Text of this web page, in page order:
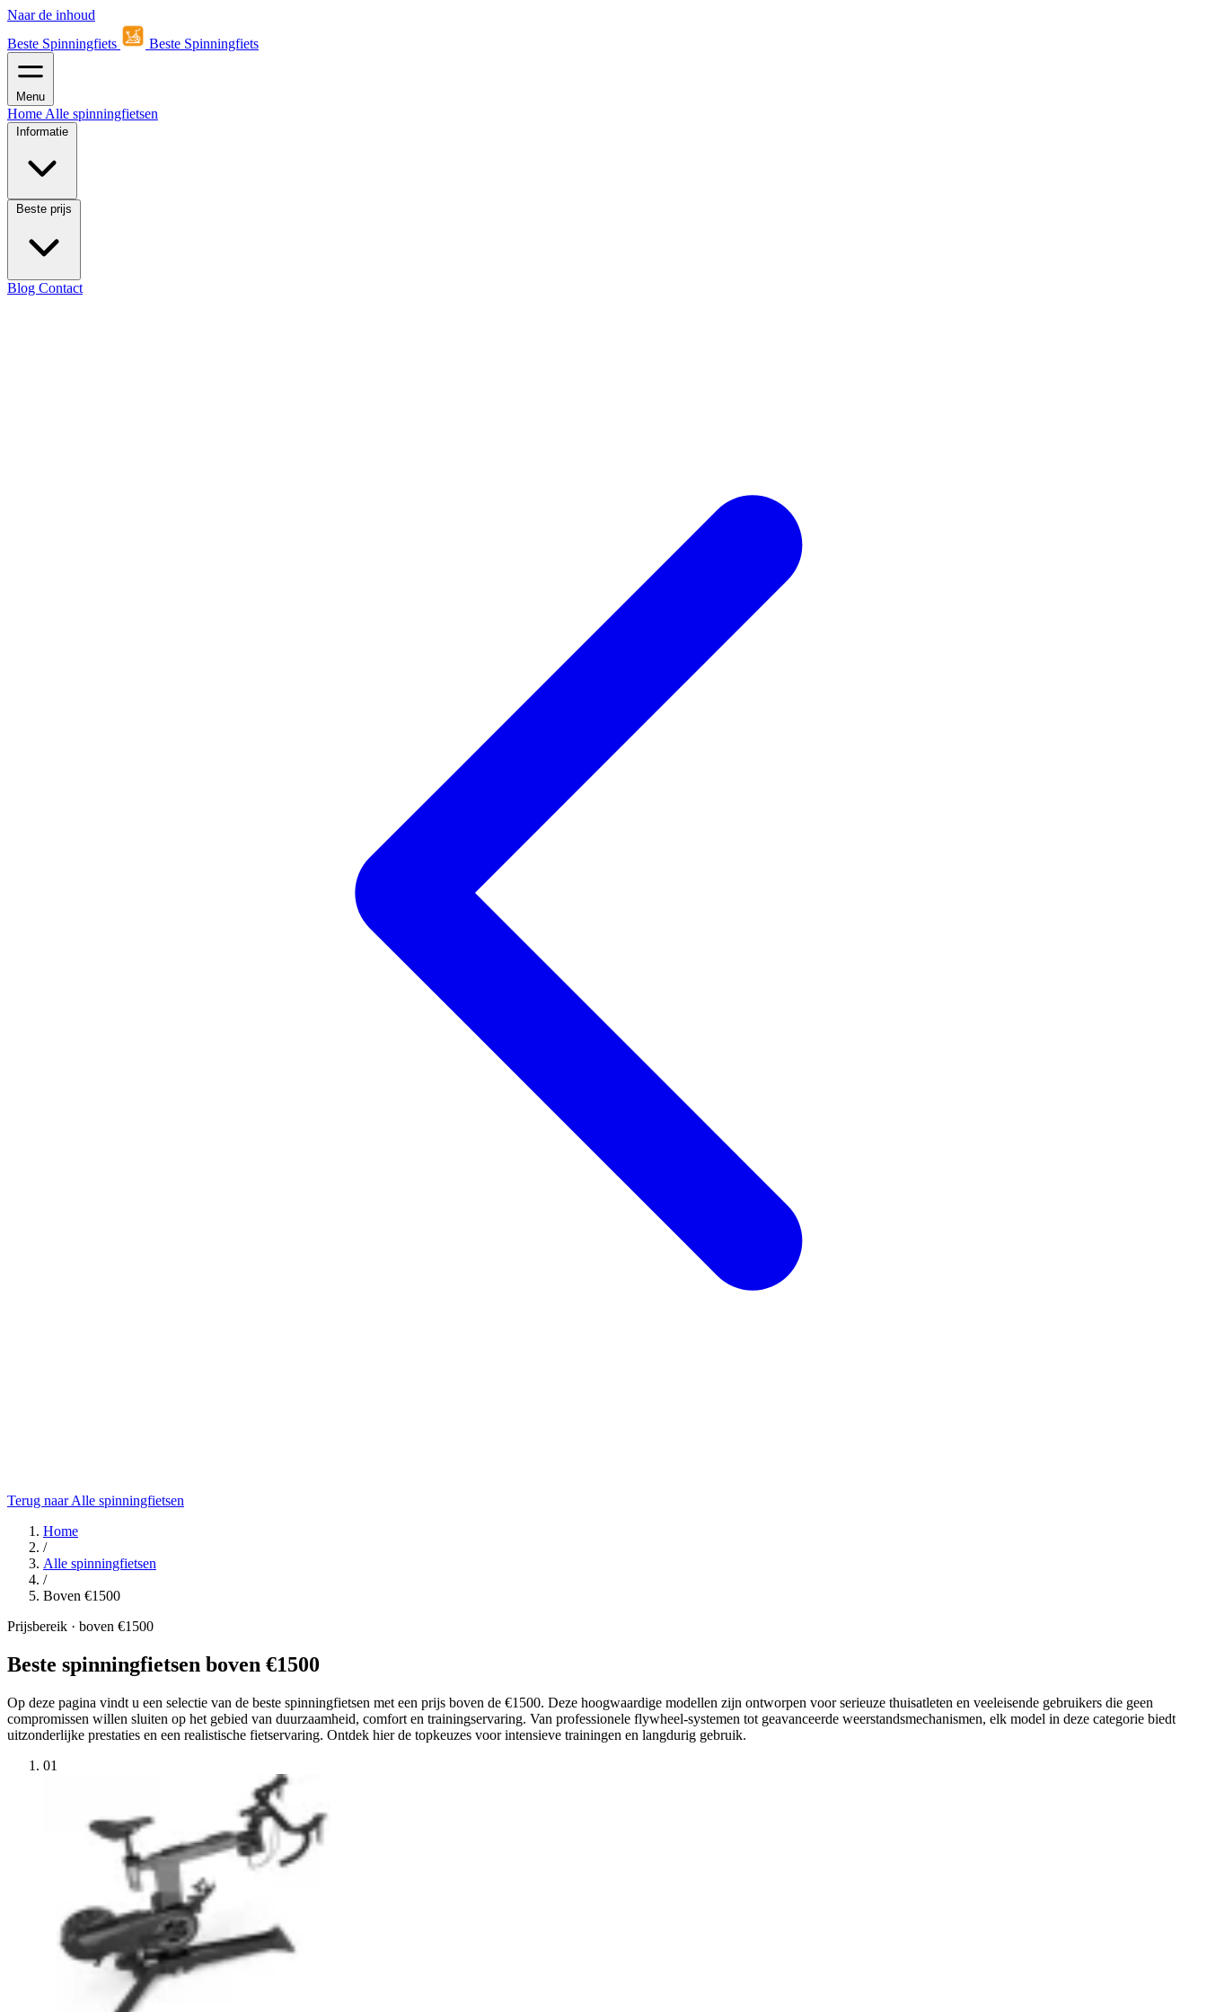
Naar de inhoud
Beste Spinningfiets
Beste Spinningfiets
Menu
Home Alle spinningfietsen
Informatie
Beste prijs
Blog Contact
Terug naar Alle spinningfietsen
Home
/
Alle spinningfietsen
/
Boven €1500
Prijsbereik · boven €1500
Beste spinningfietsen boven €1500
Op deze pagina vindt u een selectie van de beste spinningfietsen met een prijs boven de €1500. Deze hoogwaardige modellen zijn ontworpen voor serieuze thuisatleten en veeleisende gebruikers die geen
compromissen willen sluiten op het gebied van duurzaamheid, comfort en trainingservaring. Van professionele flywheel-systemen tot geavanceerde weerstandsmechanismen, elk model in deze categorie biedt
uitzonderlijke prestaties en een realistische fietservaring. Ontdek hier de topkeuzes voor intensieve trainingen en langdurig gebruik.
01